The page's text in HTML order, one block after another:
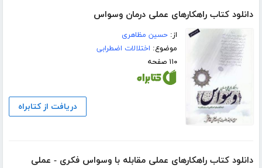
دانلود کتاب راهکارهای عملی درمان وسواس
از:حسین مظاهری
موضوع: اختلالات اضطرابی
۱۱۰ صفحه
دریافت از کتابراه
دانلود کتاب راهکارهای عملی مقابله با وسواس فکری - عملی